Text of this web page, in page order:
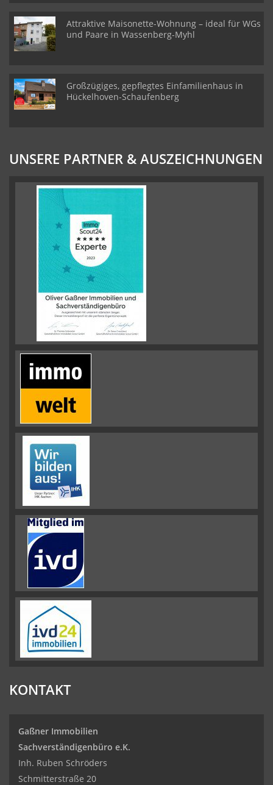
Attraktive Maisonette-Wohnung – ideal für WGs
und Paare in Wassenberg-Myhl
Großzügiges, gepflegtes Einfamilienhaus in
Hückelhoven-Schaufenberg
UNSERE PARTNER & AUSZEICHNUNGEN
KONTAKT
Gaßner Immobilien
Sachverständigenbüro e.K.
Inh. Ruben Schröders
Schmitterstraße 20